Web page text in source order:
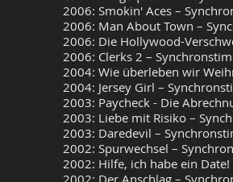
2006: Smokin' Aces –
2006: Man About Town –
2006: Die Hollywood-
2006: Clerks 2 –
2004: Wie überleben wir
2004: Jersey Girl –
2003: Paycheck - Die
2003: Liebe mit Risiko –
2003: Daredevil –
2002: Spurwechsel –
2002: Hilfe, ich habe ein